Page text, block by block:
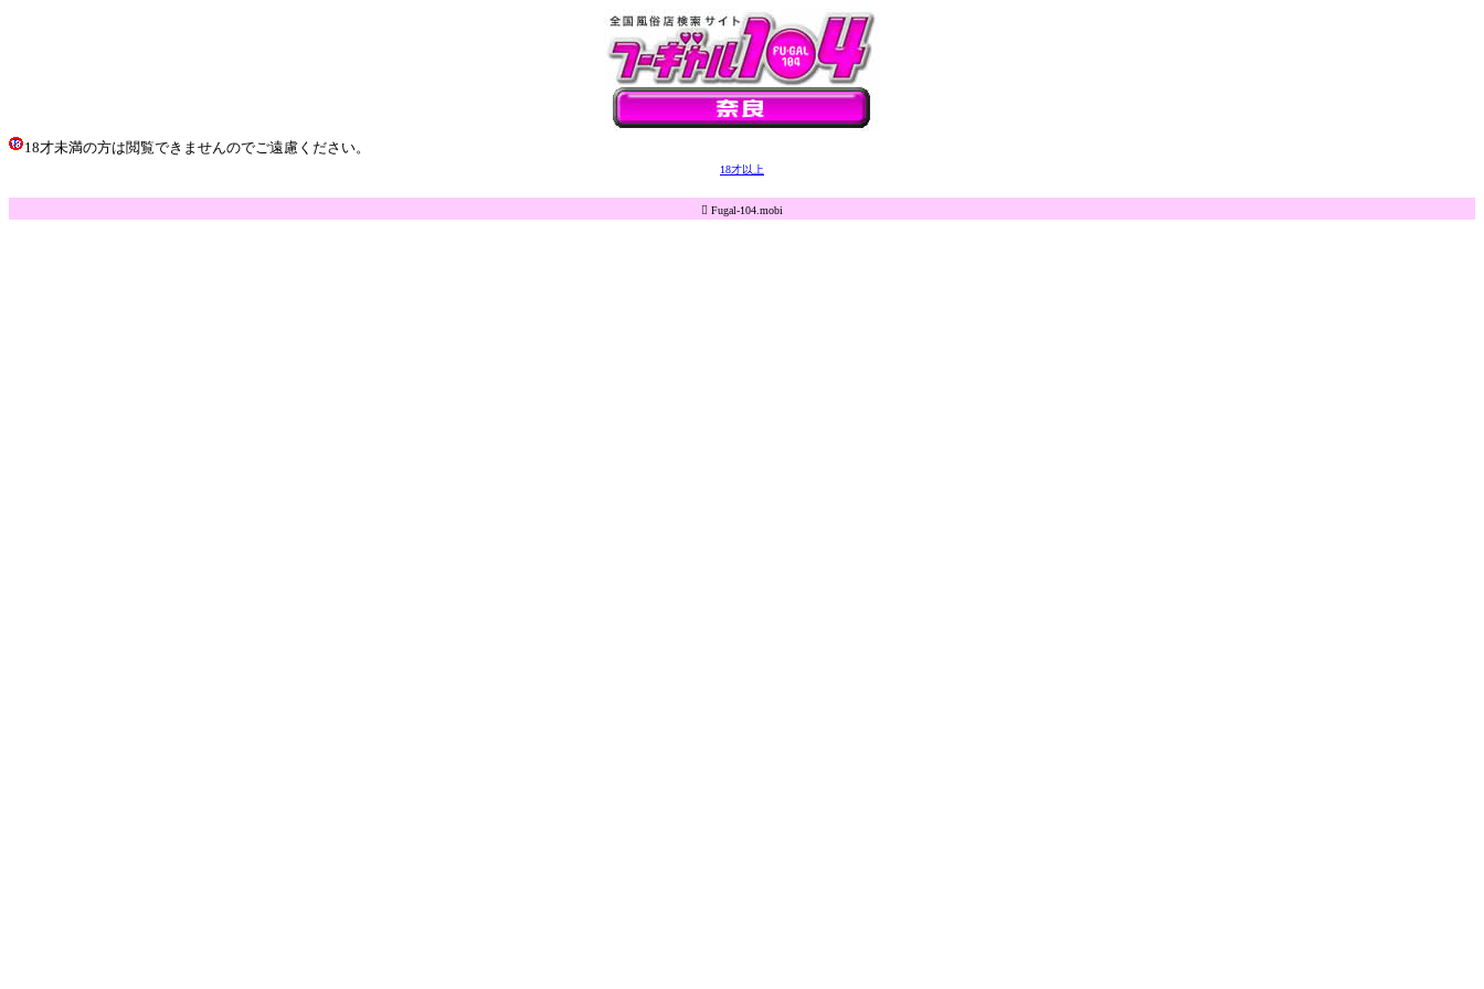
18才未満の方は閲覧できませんのでご遠慮ください。
18才以上
 Fugal-104.mobi